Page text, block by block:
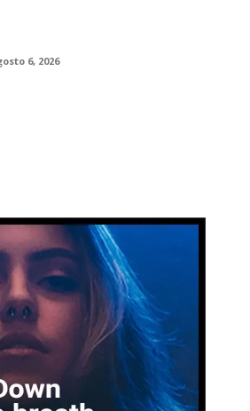
6, 2026